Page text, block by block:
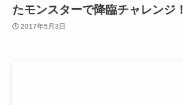
たモンスターで降臨チャレンジ！
2017年5月3日